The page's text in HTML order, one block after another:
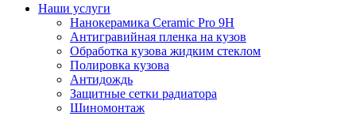
Наши услуги
Нанокерамика Ceramic Pro 9H
Антигравийная пленка на кузов
Обработка кузова жидким стеклом
Полировка кузова
Антидождь
Защитные сетки радиатора
Шиномонтаж